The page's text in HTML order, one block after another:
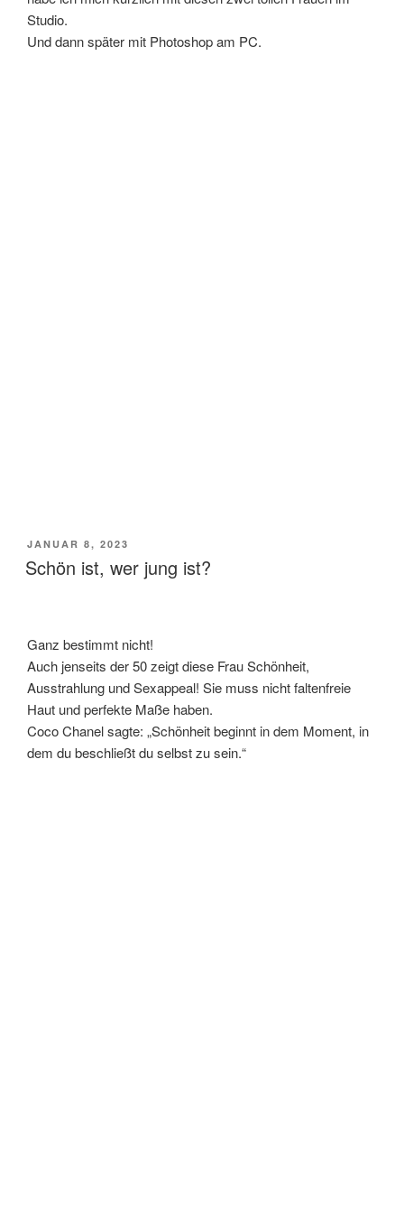
Studio.
Und dann später mit Photoshop am PC.
VERÖFFENTLICHT
AM
JANUAR 8, 2023
Schön ist, wer jung ist?
Ganz bestimmt nicht!
Auch jenseits der 50 zeigt diese Frau Schönheit,
Ausstrahlung und Sexappeal! Sie muss nicht faltenfreie
Haut und perfekte Maße haben.
Coco Chanel sagte: „Schönheit beginnt in dem Moment, in
dem du beschließt du selbst zu sein.“